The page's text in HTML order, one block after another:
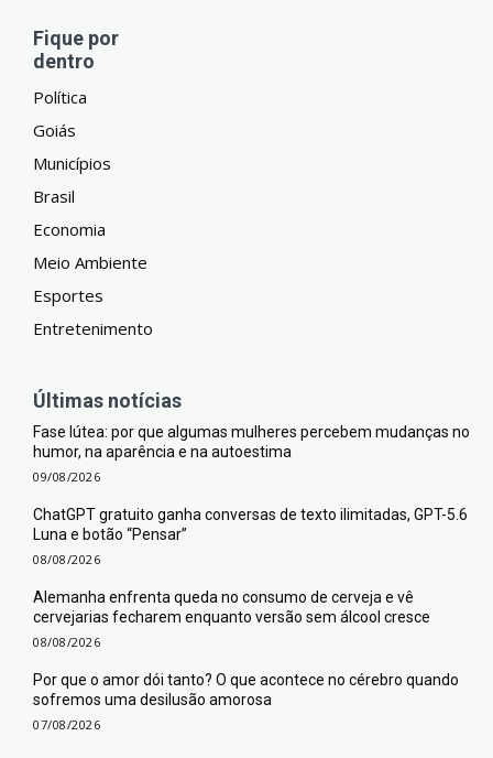
Fique por
dentro
Política
Goiás
Municípios
Brasil
Economia
Meio Ambiente
Esportes
Entretenimento
Últimas notícias
Fase lútea: por que algumas mulheres percebem mudanças no
humor, na aparência e na autoestima
09/08/2026
ChatGPT gratuito ganha conversas de texto ilimitadas, GPT-5.6
Luna e botão “Pensar”
08/08/2026
Alemanha enfrenta queda no consumo de cerveja e vê
cervejarias fecharem enquanto versão sem álcool cresce
08/08/2026
Por que o amor dói tanto? O que acontece no cérebro quando
sofremos uma desilusão amorosa
07/08/2026